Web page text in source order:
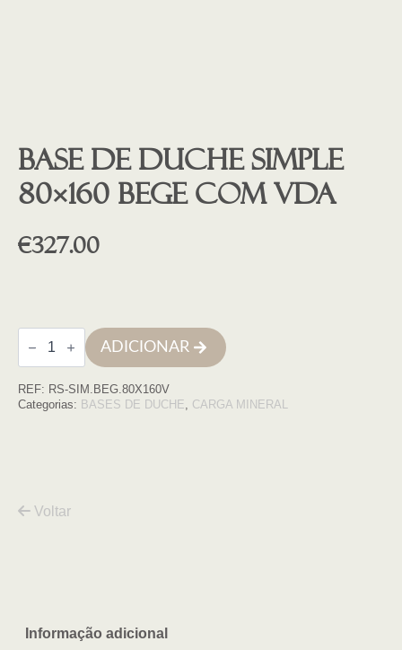
Base de duche SIMPLE
80×160 BEGE COM VDA
€327.00
Quantidade
de
Base
duche
SIMPLE
ADICIONAR
REF: RS-SIM.BEG.80X160V
Categorias: BASES DE DUCHE, CARGA MINERAL
Voltar
Informação adicional